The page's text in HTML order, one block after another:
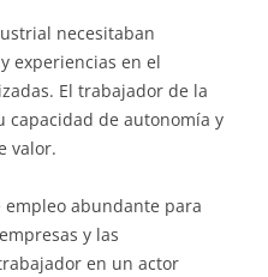
necesitaban
experiencias en el
El trabajador de la
capacidad de autonomía y
valor.
empleo abundante para
y las
en un actor